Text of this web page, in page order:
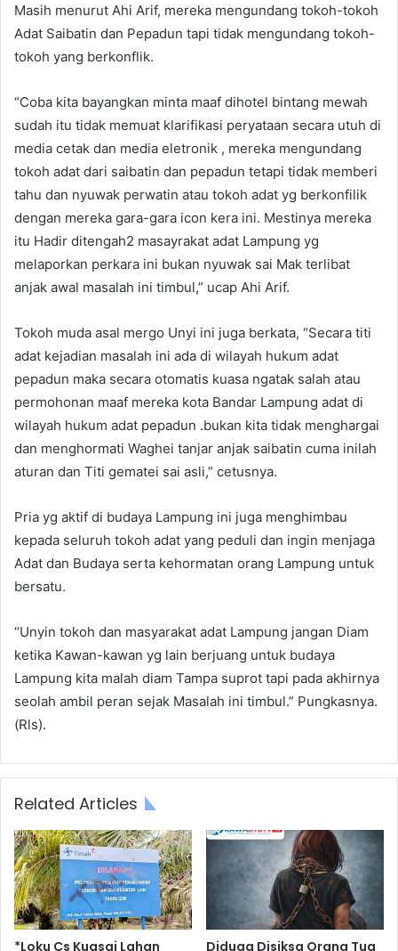
Masih menurut Ahi Arif, mereka mengundang tokoh-tokoh
Adat Saibatin dan Pepadun tapi tidak mengundang tokoh-
tokoh yang berkonflik.
“Coba kita bayangkan minta maaf dihotel bintang mewah
sudah itu tidak memuat klarifikasi peryataan secara utuh di
media cetak dan media eletronik , mereka mengundang
tokoh adat dari saibatin dan pepadun tetapi tidak memberi
tahu dan nyuwak perwatin atau tokoh adat yg berkonfilik
dengan mereka gara-gara icon kera ini. Mestinya mereka
itu Hadir ditengah2 masayrakat adat Lampung yg
melaporkan perkara ini bukan nyuwak sai Mak terlibat
anjak awal masalah ini timbul,” ucap Ahi Arif.
Tokoh muda asal mergo Unyi ini juga berkata, “Secara titi
adat kejadian masalah ini ada di wilayah hukum adat
pepadun maka secara otomatis kuasa ngatak salah atau
permohonan maaf mereka kota Bandar Lampung adat di
wilayah hukum adat pepadun .bukan kita tidak menghargai
dan menghormati Waghei tanjar anjak saibatin cuma inilah
aturan dan Titi gematei sai asli,” cetusnya.
Pria yg aktif di budaya Lampung ini juga menghimbau
kepada seluruh tokoh adat yang peduli dan ingin menjaga
Adat dan Budaya serta kehormatan orang Lampung untuk
bersatu.
“Unyin tokoh dan masyarakat adat Lampung jangan Diam
ketika Kawan-kawan yg lain berjuang untuk budaya
Lampung kita malah diam Tampa suprot tapi pada akhirnya
seolah ambil peran sejak Masalah ini timbul.” Pungkasnya.
(Rls).
Related Articles
*Loku Cs Kuasai Lahan Diduga Disiksa Orang Tua